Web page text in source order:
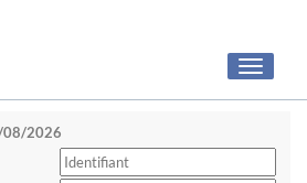
Toggle
08/2026